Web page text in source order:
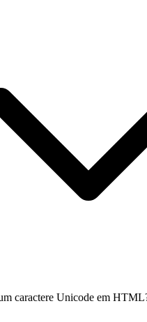
caractere Unicode em